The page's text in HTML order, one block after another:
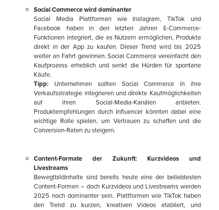
Social Commerce wird dominanter
Social Media Plattformen wie Instagram, TikTok und
Facebook haben in den letzten Jahren E-Commerce-
Funktionen integriert, die es Nutzern ermöglichen, Produkte
direkt in der App zu kaufen. Dieser Trend wird bis 2025
weiter an Fahrt gewinnen. Social Commerce vereinfacht den
Kaufprozess erheblich und senkt die Hürden für spontane
Käufe.
Tipp: Unternehmen sollten Social Commerce in ihre
Verkaufsstrategie integrieren und direkte Kaufmöglichkeiten
auf ihren Social-Media-Kanälen anbieten.
Produktempfehlungen durch Influencer könnten dabei eine
wichtige Rolle spielen, um Vertrauen zu schaffen und die
Conversion-Raten zu steigern.
Content-Formate der Zukunft: Kurzvideos und
Livestreams
Bewegtbildinhalte sind bereits heute eine der beliebtesten
Content-Formen – doch Kurzvideos und Livestreams werden
2025 noch dominanter sein. Plattformen wie TikTok haben
den Trend zu kurzen, kreativen Videos etabliert, und